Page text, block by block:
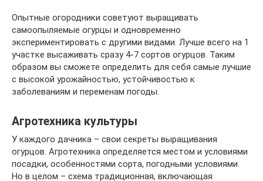
Опытные огородники советуют выращивать
самоопыляемые огурцы и одновременно
экспериментировать с другими видами. Лучше всего на 1
участке высаживать сразу 4-7 сортов огурцов. Таким
образом вы сможете определить для себя самые лучшие
с высокой урожайностью, устойчивостью к
заболеваниям и переменам погоды.
Агротехника культуры
У каждого дачника – свои секреты выращивания
огурцов. Агротехника определяется местом и условиями
посадки, особенностями сорта, погодными условиями.
Но в целом – схема традиционная, включающая